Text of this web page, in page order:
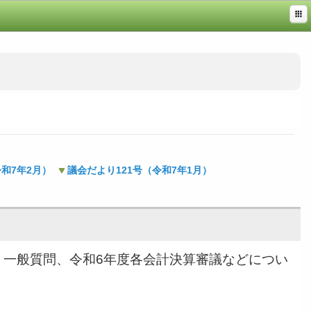
7年2月） 議会だより121号（令和7年1月）
般質問、令和6年度各会計決算審議などについ